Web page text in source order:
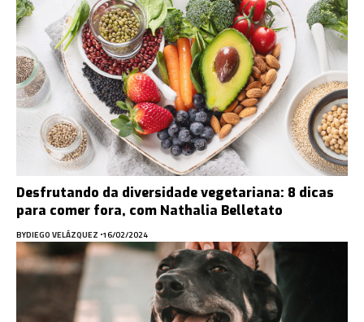
Desfrutando da diversidade vegetariana: 8 dicas
para comer fora, com Nathalia Belletato
BYDIEGO VELÁZQUEZ 16/02/2024